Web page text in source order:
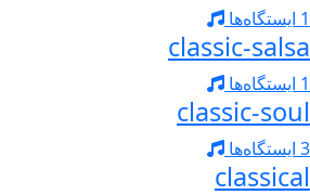
1 ایستگاه‌ها
classic-salsa
1 ایستگاه‌ها
classic-soul
3 ایستگاه‌ها
classical